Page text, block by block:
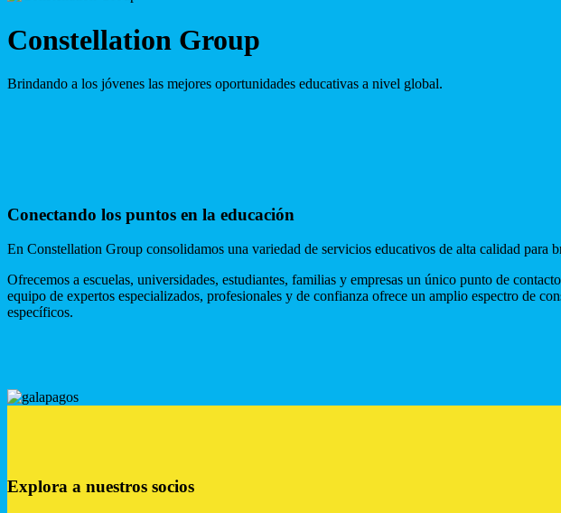
Constellation Group
Brindando a los jóvenes las mejores oportunidades educativas a nivel global.
Conectando los puntos en la educación
En Constellation Group consolidamos una variedad de servicios educativos de alta calidad para
Ofrecemos a escuelas, universidades, estudiantes, familias y empresas un único punto de
equipo de expertos especializados, profesionales y de confianza ofrece un amplio espectro de
específicos.
Explora a nuestros socios